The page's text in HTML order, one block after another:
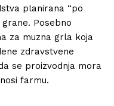
planirana “po
Posebno
za muzna grla koja
zdravstvene
se proizvodnja mora
farmu.